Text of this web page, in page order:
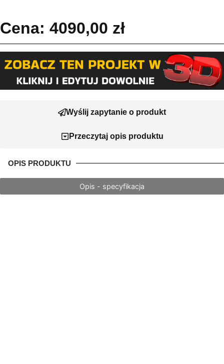
Cena: 4090,00 zł
Wyślij zapytanie o produkt
Przeczytaj opis produktu
OPIS PRODUKTU
Opis - specyfikacja